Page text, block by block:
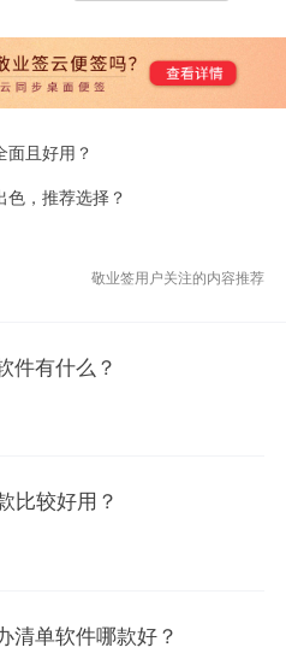
面且好用？
色，推荐选择？
敬业签用户关注的内容推荐
件有什么？
比较好用？
清单软件哪款好？